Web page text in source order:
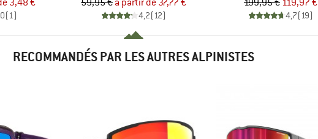
3,48 €
(1)
59,95 € à partir de 37,77 €
4,2(12)
199,95 € 119,97 €
4,7(19)
RECOMMANDÉS PAR LES AUTRES ALPINISTES